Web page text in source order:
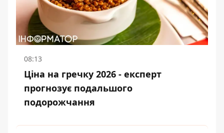
08:13
Ціна на гречку 2026 - експерт
прогнозує подальшого
подорожчання